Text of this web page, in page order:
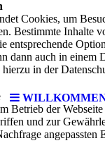
Cookies, um
Bestimmte Inhalte
entsprechende
dann auch in einem
in der
Betrieb der
und zur
angepassten